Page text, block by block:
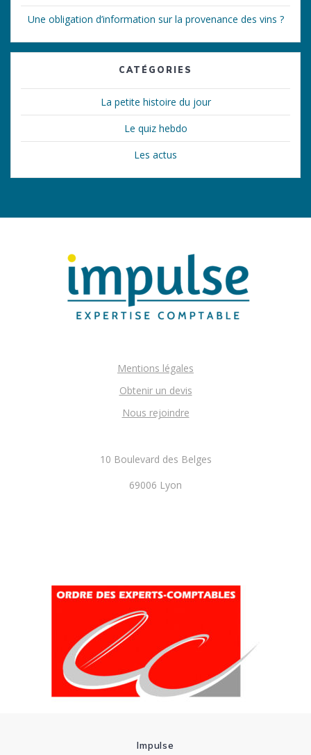
Une obligation d’information sur la provenance des vins ?
CATÉGORIES
La petite histoire du jour
Le quiz hebdo
Les actus
Mentions légales
Obtenir un devis
Nous rejoindre
10 Boulevard des Belges
69006 Lyon
Impulse